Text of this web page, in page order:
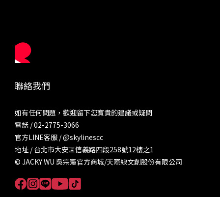
聯絡我們
如有任何問題，歡迎留下您寶貴的建議或疑問
電話 / 02-2775-3066
官方LINE客服 /@skylinescc
地址 / 台北市大安區信義路四段258號12樓之1
© JACKY WU 吳宗憲官方商城/天際線文創股份有限公司